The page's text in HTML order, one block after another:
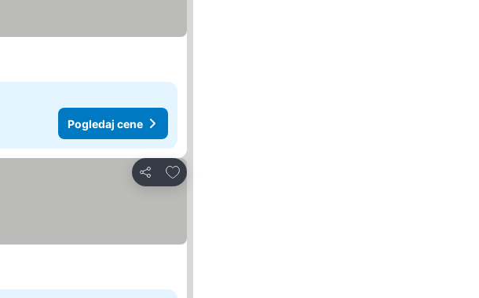
Pogledaj cene
Deli
Dodati u favorite